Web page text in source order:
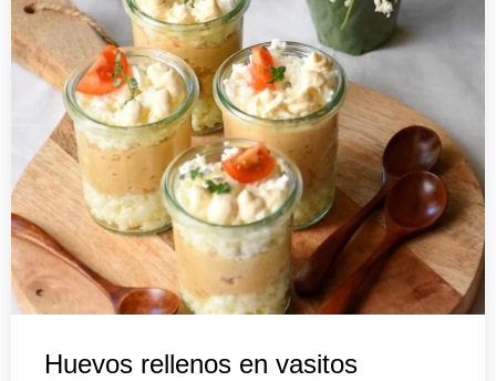
Huevos rellenos en vasitos